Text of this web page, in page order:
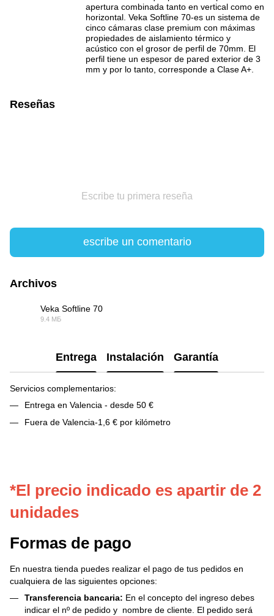
apertura combinada tanto en vertical como en
horizontal. Veka Softline 70-es un sistema de
cinco cámaras clase premium con máximas
propiedades de aislamiento térmico y
acústico con el grosor de perfil de 70mm. El
perfil tiene un espesor de pared exterior de 3
mm y por lo tanto, corresponde a Clase A+.
Reseñas
Escribe tu primera reseña
escribe un comentario
Archivos
Veka Softline 70
9.4 МБ
Entrega Instalación Garantía
Servicios complementarios:
Entrega en Valencia - desde 50 €
Fuera de Valencia-1,6 € por kilómetro
*El precio indicado es apartir de 2
unidades
Formas de pago
En nuestra tienda puedes realizar el pago de tus pedidos en
cualquiera de las siguientes opciones:
Transferencia bancaria: En el concepto del ingreso debes
indicar el nº de pedido y nombre de cliente. El pedido será